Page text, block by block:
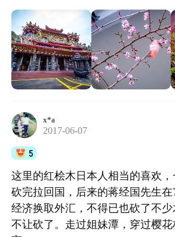
蕾初放，行至花枝下便可嗅到阵
中有烤肠等出售，柜台前摆的这
未见过。估计多数人也都不认识
根，可以种植，也可以研磨成芥
x*a
2017-06-07
5
这里的红桧木日本人相当的喜欢
砍完拉回国，后来的蒋经国先生
经济换取外汇，不得已也砍了不
不让砍了。走过姐妹潭，穿过樱